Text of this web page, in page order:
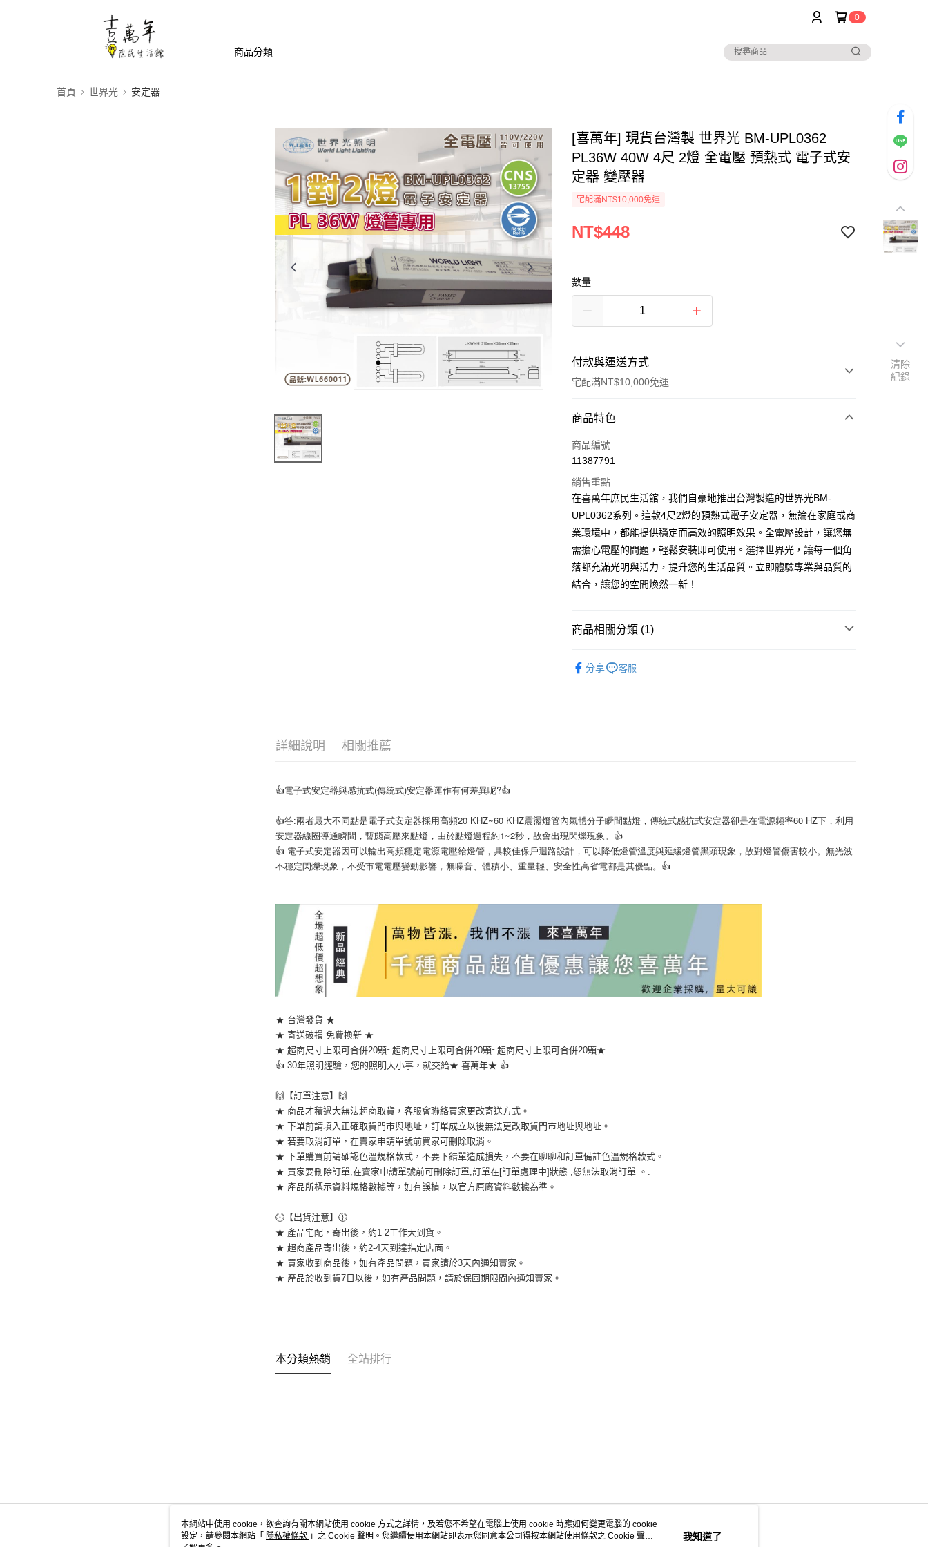
0
商品分類
首頁 世界光 安定器
[喜萬年] 現貨台灣製 世界光 BM-UPL0362
PL36W 40W 4尺 2燈 全電壓 預熱式 電子式安
定器 變壓器
宅配滿NT$10,000免運
NT$448
數量
付款與運送方式
宅配滿NT$10,000免運
付款方式
信用卡一次付款
ATM付款
運送方式
全家取貨付款
每筆NT$60
每筆NT$60
每筆NT$160，滿NT$10,000(含以上)免運費
商品特色
商品編號
11387791
銷售重點
在喜萬年庶民生活館，我們自豪地推出台灣製造的世界光BM-
UPL0362系列。這款4尺2燈的預熱式電子安定器，無論在家庭或商
業環境中，都能提供穩定而高效的照明效果。全電壓設計，讓您無
需擔心電壓的問題，輕鬆安裝即可使用。選擇世界光，讓每一個角
落都充滿光明與活力，提升您的生活品質。立即體驗專業與品質的
結合，讓您的空間煥然一新！
商品相關分類 (1)
分享
客服
詳細說明 相關推薦
👍電子式安定器與感抗式(傳統式)安定器運作有何差異呢?👍
👍答:兩者最大不同點是電子式安定器採用高頻20 KHZ~60 KHZ震盪燈管內氣體分子瞬間點燈，傳統式感抗式安定器卻是在電源頻率60 HZ下，利用
安定器線圈導通瞬間，暫態高壓來點燈，由於點燈過程約1~2秒，故會出現閃爍現象。👍
👍 電子式安定器因可以輸出高頻穩定電源電壓給燈管，具較佳保戶迴路設計，可以降低燈管溫度與延緩燈管黑頭現象，故對燈管傷害較小。無光波
不穩定閃爍現象，不受市電電壓變動影響，無噪音、體積小、重量輕、安全性高省電都是其優點。👍
★ 台灣發貨 ★
★ 寄送破損 免費換新 ★
★ 超商尺寸上限可合併20顆~超商尺寸上限可合併20顆~超商尺寸上限可合併20顆★
👍 30年照明經驗，您的照明大小事，就交給★ 喜萬年★ 👍
🙌【訂單注意】🙌
★ 商品才積過大無法超商取貨，客服會聯絡買家更改寄送方式。
★ 下單前請填入正確取貨門市與地址，訂單成立以後無法更改取貨門市地址與地址。
★ 若要取消訂單，在賣家申請單號前買家可刪除取消。
★ 下單購買前請確認色溫規格款式，不要下錯單造成損失，不要在聊聊和訂單備註色溫規格款式。
★ 買家要刪除訂單,在賣家申請單號前可刪除訂單,訂單在[訂單處理中]狀態 ,恕無法取消訂單 。.
★ 產品所標示資料規格數據等，如有誤植，以官方原廠資料數據為準。
🕧【出貨注意】🕧
★ 產品宅配，寄出後，約1-2工作天到貨。
★ 超商產品寄出後，約2-4天到達指定店面。
★ 買家收到商品後，如有產品問題，買家請於3天內通知賣家。
★ 產品於收到貨7日以後，如有產品問題，請於保固期限間內通知賣家。
本分類熱銷 全站排行
關於我們 客服資訊
清除
紀錄
本網站中使用 cookie，欲查詢有關本網站使用 cookie 方式之詳情，及若您不希望在電腦上使用 cookie 時應如何變更電腦的 cookie
設定，請參閱本網站「 隱私權條款 」之 Cookie 聲明。您繼續使用本網站即表示您同意本公司得按本網站使用條款之 Cookie 聲明
我知道了